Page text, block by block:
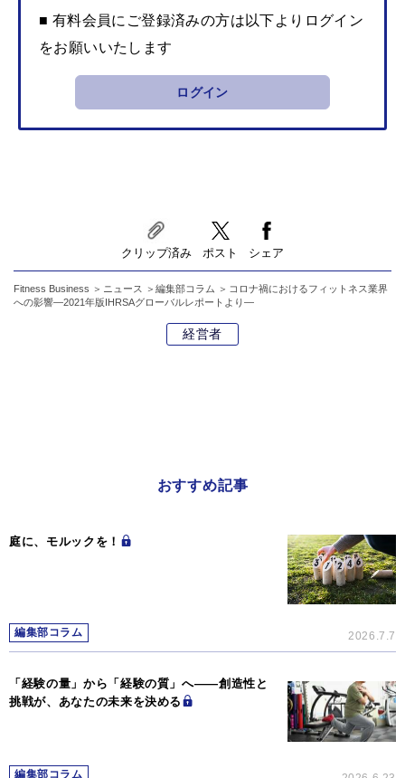
■ 有料会員にご登録済みの方は以下よりログイン
をお願いいたします
ログイン
クリップ済み ポスト シェア
Fitness Business ニュース 編集部コラム
コロナ禍におけるフィットネス業界
への影響―2021年版IHRSAグローバルレポートより―
経営者
おすすめ記事
庭に、モルックを！
編集部コラム 2026.7.7
「経験の量」から「経験の質」へ――創造性と
挑戦が、あなたの未来を決める
編集部コラム